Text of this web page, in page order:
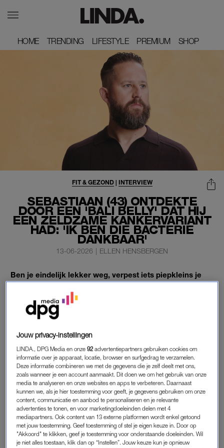
HOME
HOME TRENDING
TRENDING LIFESTYLE
LIFESTYLE PREMIUM
PREMIUM SHOP
SHOP
SEBASTIAAN (43) ONTDEKTE
DOOR EEN 'BALI BELLY' DAT HIJ
EEN ZELDZAME KANKERVARIANT
HAD: 'IK BEN DIE BACTERIE
DANKBAAR'
FIT & GEZOND| INTERVIEW
13-06-2026 | ELLEN HENSBERGEN
Ben je eindelijk lekker weg, verpest iets piepkleins je
hun reisbestemming.
Sebastiaan Horn (43, ondernemer) liep in 2022 de beruchte
Bali belly
-bacterie op.
‘BALI BELLY’
“Onze huwelijksreis op Bali eindigde niet met een
zonsondergang, maar hangend boven de wc met 41 graden
koorts, ernstige diarree en continu overgeven. Ik dacht aan
verkeerde saté en verwachtte dat het snel over zou gaan,
maar het werd alleen maar erger. Ik vreesde malaria of
dengue, maar durfde niet naar een arts. We zaten in het
Jouw privacy-instellingen
LINDA., DPG Media en onze92 advertentiepartners gebruiken cookies om
informatie over je apparaat, locatie, browser en surfgedrag te verzamelen.
Deze informatie combineren we met de gegevens die je zelf deelt met ons,
zoals wanneer je een account aanmaakt. Dit doen we om het gebruik van onze
media te analyseren en onze websites en apps te verbeteren. Daarnaast
kunnen we, als je hier toestemming voor geeft, je gegevens gebruiken om onze
content, communicatie en aanbod te personaliseren en je relevante
advertenties te tonen, en voor marketingdoeleinden delen met 4
mediapartners. Ook content van 13 externe platformen wordt enkel getoond
met jouw toestemming. Geef toestemming of stel je eigen keuze in. Door op
"Akkoord" te klikken, geef je toestemming voor onderstaande doeleinden. Wil
je niet alles toestaan, klik dan op “Instellen”. Jouw keuze kun je opnieuw